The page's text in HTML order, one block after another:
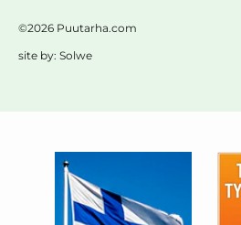
©2026 Puutarha.com
site by: Solwe